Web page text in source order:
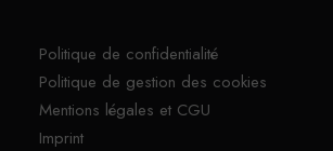
Politique de confidentialité
Politique de gestion des cookies
Mentions légales et CGU
Imprint